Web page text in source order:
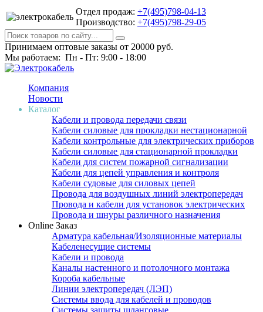
Отдел продаж: +7(495)798-04-13
Производство: +7(495)798-29-05
Принимаем оптовые заказы от 20000 руб.
Мы работаем: Пн - Пт: 9:00 - 18:00
Компания
Новости
Каталог
Кабели и провода передачи связи
Кабели силовые для прокладки нестационарной
Кабели контрольные для электрических приборов
Кабели силовые для стационарной прокладки
Кабели для систем пожарной сигнализации
Кабели для цепей управления и контроля
Кабели судовые для силовых цепей
Провода для воздушных линий электропередач
Провода и кабели для установок электрических
Провода и шнуры различного назначения
Online Заказ
Арматура кабельная/Изоляционные материалы
Кабеленесущие системы
Кабели и провода
Каналы настенного и потолочного монтажа
Короба кабельные
Линии электропередач (ЛЭП)
Системы ввода для кабелей и проводов
Системы защиты шланговые